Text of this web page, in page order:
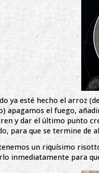
ya esté hecho el arroz
apagamos el fuego,
y dar el último punto
para que se termine de
un riquísimo
inmediatamente para